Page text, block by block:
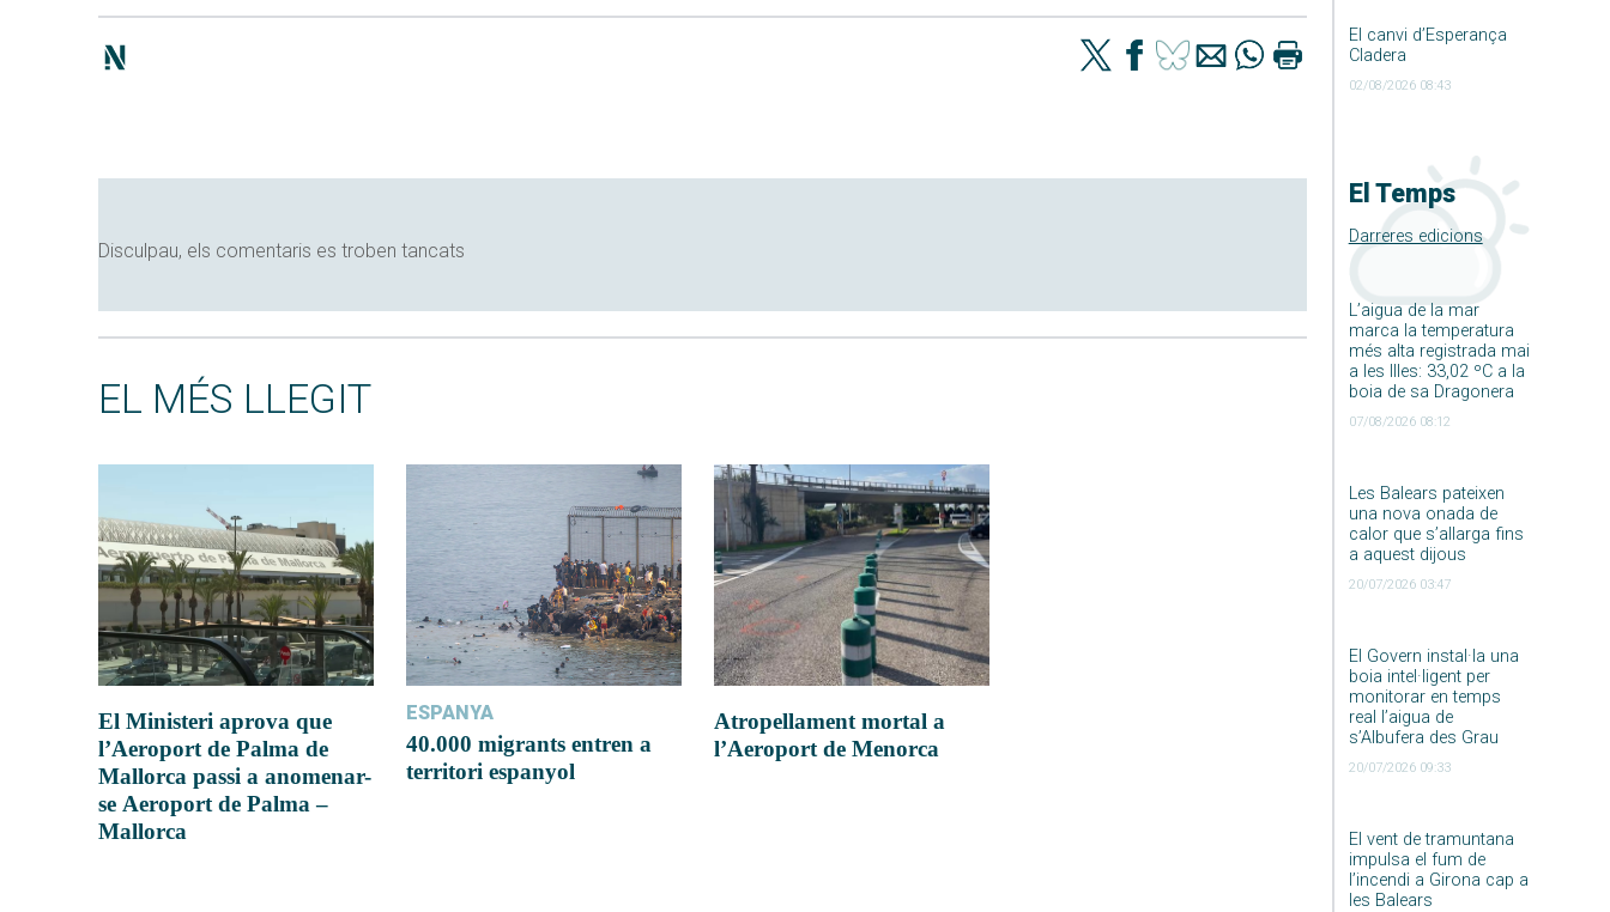
El canvi d’Esperança
Cladera
02/08/2026 08:43
El Temps
Darreres edicions
L’aigua de la mar
marca la temperatura
més alta registrada mai
a les Illes: 33,02 ºC a la
boia de sa Dragonera
07/08/2026 08:12
Les Balears pateixen
una nova onada de
calor que s’allarga fins
a aquest dijous
20/07/2026 03:47
El Govern instal·la una
boia intel·ligent per
monitorar en temps
real l’aigua de
s’Albufera des Grau
20/07/2026 09:33
El vent de tramuntana
impulsa el fum de
l’incendi a Girona cap a
les Balears
Disculpau, els comentaris es troben tancats
EL MÉS LLEGIT
El Ministeri aprova que
l’Aeroport de Palma de
Mallorca passi a anomenar-
se Aeroport de Palma –
Mallorca
ESPANYA
40.000 migrants entren a
territori espanyol
Atropellament mortal a
l’Aeroport de Menorca